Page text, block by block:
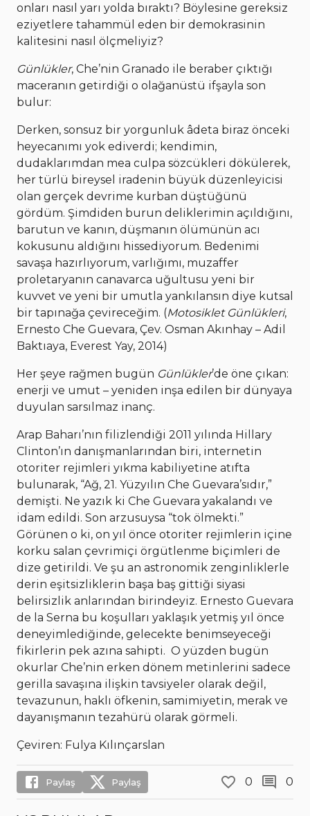
onları nasıl yarı yolda bıraktı? Böylesine gereksiz
eziyetlere tahammül eden bir demokrasinin
kalitesini nasıl ölçmeliyiz?
Günlükler, Che’nin Granado ile beraber çıktığı
maceranın getirdiği o olağanüstü ifşayla son
bulur:
Derken, sonsuz bir yorgunluk âdeta biraz önceki
heyecanımı yok ediverdi; kendimin,
dudaklarımdan mea culpa sözcükleri dökülerek,
her türlü bireysel iradenin büyük düzenleyicisi
olan gerçek devrime kurban düştüğünü
gördüm. Şimdiden burun deliklerimin açıldığını,
barutun ve kanın, düşmanın ölümünün acı
kokusunu aldığını hissediyorum. Bedenimi
savaşa hazırlıyorum, varlığımı, muzaffer
proletaryanın canavarca uğultusu yeni bir
kuvvet ve yeni bir umutla yankılansın diye kutsal
bir tapınağa çevireceğim. (Motosiklet Günlükleri,
Ernesto Che Guevara, Çev. Osman Akınhay – Adil
Baktıaya, Everest Yay, 2014)
Her şeye rağmen bugün Günlükler’de öne çıkan:
enerji ve umut – yeniden inşa edilen bir dünyaya
duyulan sarsılmaz inanç.
Arap Baharı’nın filizlendiği 2011 yılında Hillary
Clinton’ın danışmanlarından biri, internetin
otoriter rejimleri yıkma kabiliyetine atıfta
bulunarak, “Ağ, 21. Yüzyılın Che Guevara’sıdır,”
demişti. Ne yazık ki Che Guevara yakalandı ve
idam edildi. Son arzusuysa “tok ölmekti.”
Görünen o ki, on yıl önce otoriter rejimlerin içine
korku salan çevrimiçi örgütlenme biçimleri de
dize getirildi. Ve şu an astronomik zenginliklerle
derin eşitsizliklerin başa baş gittiği siyasi
belirsizlik anlarından birindeyiz. Ernesto Guevara
de la Serna bu koşulları yaklaşık yetmiş yıl önce
deneyimlediğinde, gelecekte benimseyeceği
fikirlerin pek azına sahipti. O yüzden bugün
okurlar Che’nin erken dönem metinlerini sadece
gerilla savaşına ilişkin tavsiyeler olarak değil,
tevazunun, haklı öfkenin, samimiyetin, merak ve
dayanışmanın tezahürü olarak görmeli.
Çeviren: Fulya Kılınçarslan
Paylaş Paylaş 0 0